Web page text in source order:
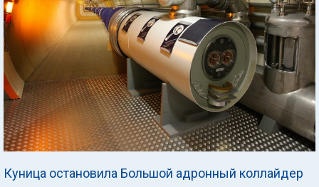
Куница остановила Большой адронный коллайдер